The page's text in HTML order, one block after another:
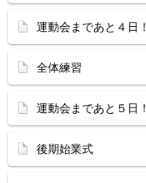
運動会まであと４日！
全体練習
運動会まであと５日！
後期始業式